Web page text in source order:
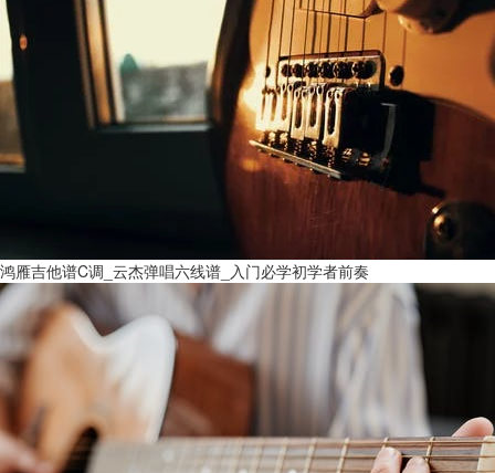
鸿雁吉他谱C调_云杰弹唱六线谱_入门必学初学者前奏